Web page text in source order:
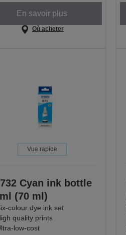
En savoir plus
Où acheter
Vue rapide
Cyan ink bottle
(70 ml)
colour dye ink set
quality prints
low-cost